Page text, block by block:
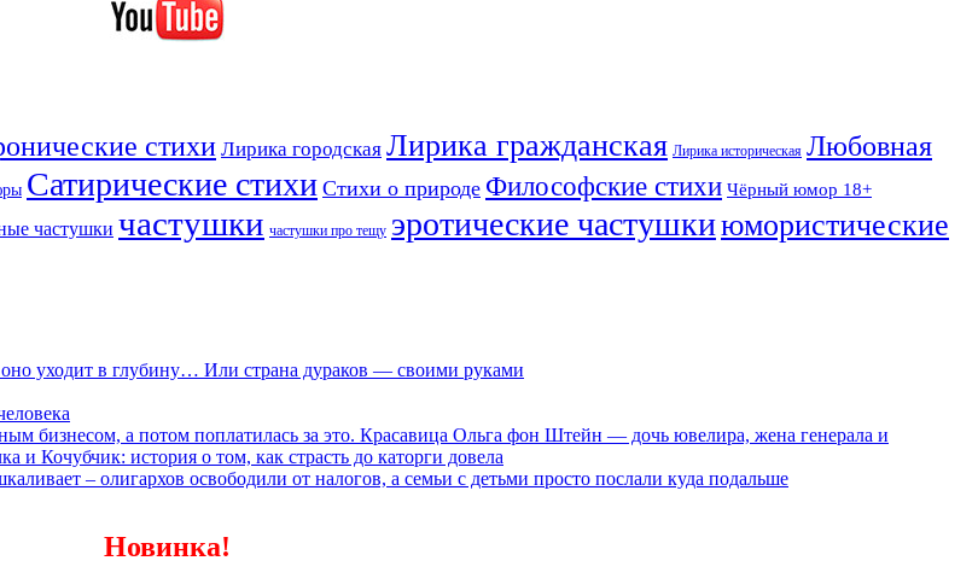
стихи Лирика городская Лирика гражданская Лирика историческая Любовная
Сатирические стихи Стихи о природе Философские стихи Чёрный юмор 18+
частушки частушки частушки про тещу эротические частушкиюмористические
уходит в глубину… Или страна дураков — своими руками
бизнесом, а потом поплатилась за это. Красавица Ольга фон Штейн — дочь ювелира, жена генерала и
и Кочубчик: история о том, как страсть до каторги довела
– олигархов освободили от налогов, а семьи с детьми просто послали куда подальше
Новинка!